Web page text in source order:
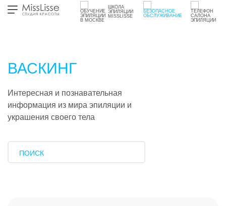
ШКОЛА
ЭПИЛЯЦИИ
MISSLISSE
ВАСКИНГ
Интересная и познавательная
информация из мира эпиляции и
украшения своего тела